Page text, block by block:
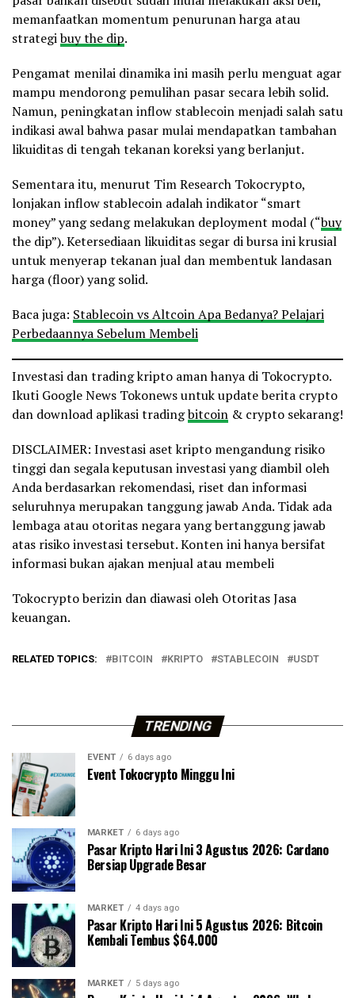
memanfaatkan momentum penurunan harga atau
strategibuy the dip.
Pengamat menilai dinamika ini masih perlu menguat agar
mampu mendorong pemulihan pasar secara lebih solid.
Namun, peningkatan inflow stablecoin menjadi salah satu
indikasi awal bahwa pasar mulai mendapatkan tambahan
likuiditas di tengah tekanan koreksi yang berlanjut.
Sementara itu, menurut Tim Research Tokocrypto,
lonjakan inflow stablecoin adalah indikator “smart
money” yang sedang melakukan deployment modal (“buy
the dip”). Ketersediaan likuiditas segar di bursa ini krusial
untuk menyerap tekanan jual dan membentuk landasan
harga (floor) yang solid.
Baca juga: Stablecoin vs Altcoin Apa Bedanya? Pelajari
Perbedaannya Sebelum Membeli
Investasi dan trading kripto aman hanya di Tokocrypto.
Ikuti Google News Tokonews untuk update berita crypto
dan download aplikasi tradingbitcoin & crypto sekarang!
DISCLAIMER: Investasi aset kripto mengandung risiko
tinggi dan segala keputusan investasi yang diambil oleh
Anda berdasarkan rekomendasi, riset dan informasi
seluruhnya merupakan tanggung jawab Anda. Tidak ada
lembaga atau otoritas negara yang bertanggung jawab
atas risiko investasi tersebut. Konten ini hanya bersifat
informasi bukan ajakan menjual atau membeli
Tokocrypto berizin dan diawasi oleh Otoritas Jasa
keuangan.
RELATED TOPICS: BITCOIN KRIPTO STABLECOIN USDT
TRENDING
EVENT 6 days ago
Event Tokocrypto Minggu Ini
MARKET 6 days ago
Pasar Kripto Hari Ini 3 Agustus 2026: Cardano
Bersiap Upgrade Besar
MARKET 4 days ago
Pasar Kripto Hari Ini 5 Agustus 2026: Bitcoin
Kembali Tembus $64.000
MARKET 5 days ago